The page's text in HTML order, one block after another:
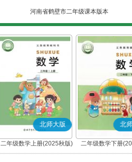
河南省鹤壁市二年级课本版本
北师大版
二年级数学上册(2025秋版)
北
二年级数学下册